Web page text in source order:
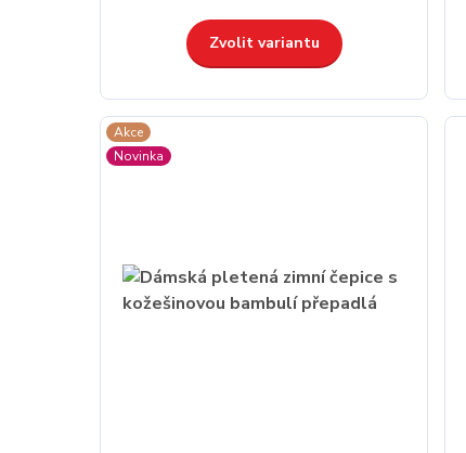
Zvolit variantu
Akce
Novinka